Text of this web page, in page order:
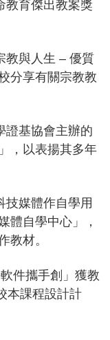
教育傑出教案獎
教與人生 – 優質
分享有關宗教教
證基協會主辦的
，以表揚其多年
技媒體作自學用
體自學中心」，
教材。
件攜手創」獲教
本課程設計計